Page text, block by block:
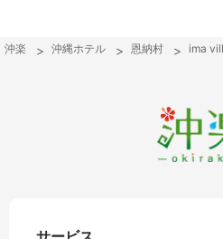
沖楽 沖縄ホテル 恩納村 ima